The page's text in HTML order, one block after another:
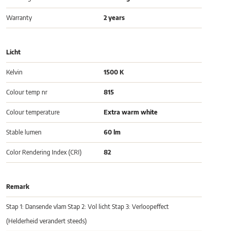
Warranty 2 years
Licht
Kelvin 1500 K
Colour temp nr 815
Colour temperature Extra warm white
Stable lumen 60 lm
Color Rendering Index (CRI) 82
Remark
Stap 1: Dansende vlam Stap 2: Vol licht Stap 3: Verloopeffect
(Helderheid verandert steeds)